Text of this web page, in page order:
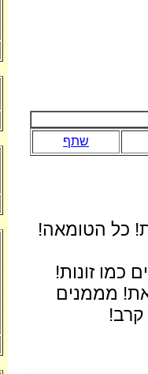
שתף
כל הטומאה!
כמו זונות!
מממנים
קרב!